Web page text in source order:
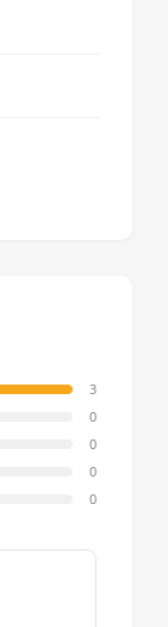
3
0
0
0
0